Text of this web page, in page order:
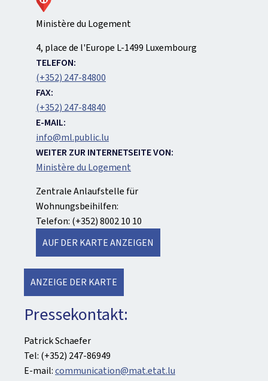
Ministère du Logement
ADRESSE:
4, place de l'Europe L-1499 Luxembourg
TELEFON:
(+352) 247-84800
FAX:
(+352) 247-84840
E-MAIL:
info@ml.public.lu
WEITER ZUR INTERNETSEITE VON:
Ministère du Logement
Zentrale Anlaufstelle für
Wohnungsbeihilfen:
Telefon: (+352) 8002 10 10
AUF DER KARTE ANZEIGEN
ANZEIGE DER KARTE
Pressekontakt:
Patrick Schaefer
Tel: (+352) 247-86949
E-mail:communication@mat.etat.lu